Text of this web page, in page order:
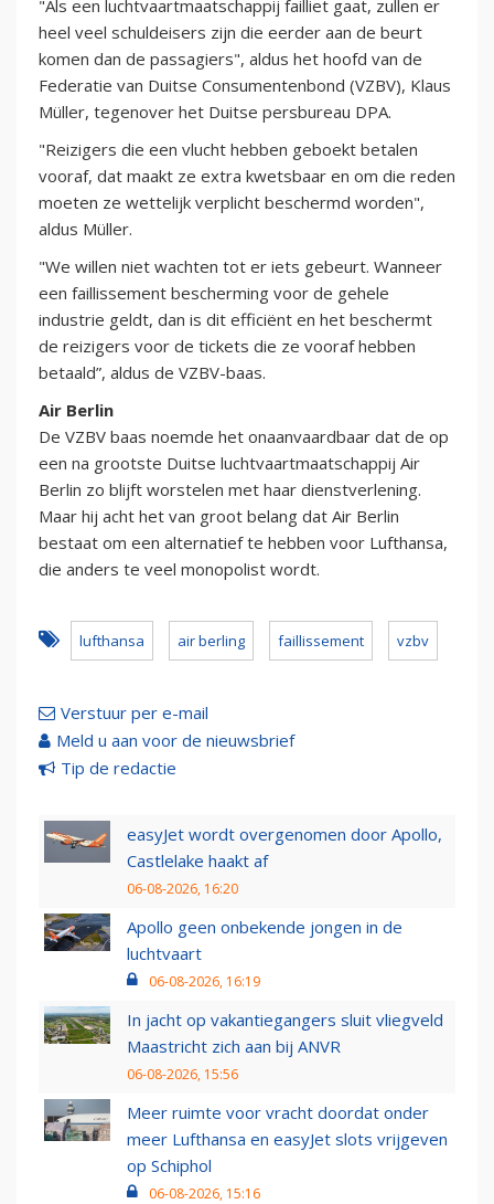
"Als een luchtvaartmaatschappij failliet gaat, zullen er
heel veel schuldeisers zijn die eerder aan de beurt
komen dan de passagiers", aldus het hoofd van de
Federatie van Duitse Consumentenbond (VZBV), Klaus
Müller, tegenover het Duitse persbureau DPA.
"Reizigers die een vlucht hebben geboekt betalen
vooraf, dat maakt ze extra kwetsbaar en om die reden
moeten ze wettelijk verplicht beschermd worden",
aldus Müller.
"We willen niet wachten tot er iets gebeurt. Wanneer
een faillissement bescherming voor de gehele
industrie geldt, dan is dit efficiënt en het beschermt
de reizigers voor de tickets die ze vooraf hebben
betaald”, aldus de VZBV-baas.
Air Berlin
De VZBV baas noemde het onaanvaardbaar dat de op
een na grootste Duitse luchtvaartmaatschappij Air
Berlin zo blijft worstelen met haar dienstverlening.
Maar hij acht het van groot belang dat Air Berlin
bestaat om een alternatief te hebben voor Lufthansa,
die anders te veel monopolist wordt.
lufthansa air berling faillissement vzbv
Verstuur per e-mail
Meld u aan voor de nieuwsbrief
Tip de redactie
easyJet wordt overgenomen door Apollo,
Castlelake haakt af
06-08-2026, 16:20
Apollo geen onbekende jongen in de
luchtvaart
06-08-2026, 16:19
In jacht op vakantiegangers sluit vliegveld
Maastricht zich aan bij ANVR
06-08-2026, 15:56
Meer ruimte voor vracht doordat onder
meer Lufthansa en easyJet slots vrijgeven
op Schiphol
06-08-2026, 15:16